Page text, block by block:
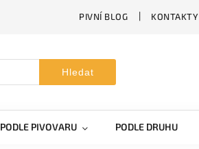
PIVNÍ BLOG KONTAKTY
Hledat
PODLE PIVOVARU PODLE DRUHU PIVA